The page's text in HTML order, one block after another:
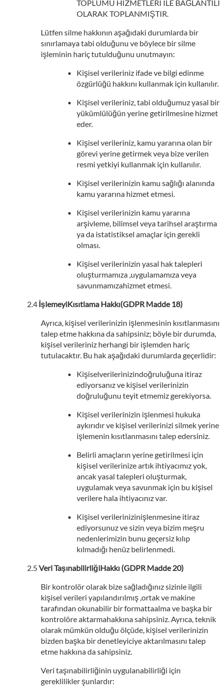
TOPLUMU HIZMETLERI ILE BAĞLANTILI
OLARAK TOPLANMIŞTIR.
Lütfen silme hakkının aşağıdaki durumlarda bir
sınırlamaya tabi olduğunu ve böylece bir silme
işleminin hariç tutulduğunu unutmayın:
Kişisel verileriniz ifade ve bilgi edinme
özgürlüğü hakkını kullanmak için kullanılır.
Kişisel verileriniz, tabi olduğumuz yasal bir
yükümlülüğün yerine getirilmesine hizmet
eder.
Kişisel verileriniz, kamu yararına olan bir
görevi yerine getirmek veya bize verilen
resmi yetkiyi kullanmak için kullanılır.
Kişisel verilerinizin kamu sağlığı alanında
kamu yararına hizmet etmesi.
Kişisel verilerinizin kamu yararına
arşivleme, bilimsel veya tarihsel araştırma
ya da istatistiksel amaçlar için gerekli
olması.
Kişisel verilerinizin yasal hak talepleri
oluşturmamıza ,uygulamamıza veya
savunmamızahizmet etmesi.
İşlemeyiKısıtlama Hakkı(GDPR Madde 18)
Ayrıca, kişisel verilerinizin işlenmesinin kısıtlanmasını
talep etme hakkına da sahipsiniz; böyle bir durumda,
kişisel verileriniz herhangi bir işlemden hariç
tutulacaktır. Bu hak aşağıdaki durumlarda geçerlidir:
Kişiselverilerinizindoğruluğuna itiraz
ediyorsanız ve kişisel verilerinizin
doğruluğunu teyit etmemiz gerekiyorsa.
Kişisel verilerinizin işlenmesi hukuka
aykırıdır ve kişisel verilerinizi silmek yerine
işlemenin kısıtlanmasını talep edersiniz.
Belirli amaçların yerine getirilmesi için
kişisel verilerinize artık ihtiyacımız yok,
ancak yasal talepleri oluşturmak,
uygulamak veya savunmak için bu kişisel
verilere hala ihtiyacınız var.
Kişisel verilerinizinişlenmesine itiraz
ediyorsunuz ve sizin veya bizim meşru
nedenlerimizin bunu geçersiz kılıp
kılmadığı henüz belirlenmedi.
Veri TaşınabilirliğiHakkı (GDPR Madde 20)
Bir kontrolör olarak bize sağladığınız sizinle ilgili
kişisel verileri yapılandırılmış ,ortak ve makine
tarafından okunabilir bir formattaalma ve başka bir
kontrolöre aktarmahakkına sahipsiniz. Ayrıca, teknik
olarak mümkün olduğu ölçüde, kişisel verilerinizin
bizden başka bir denetleyiciye aktarılmasını talep
etme hakkına da sahipsiniz.
Veri taşınabilirliğinin uygulanabilirliği için
gereklilikler şunlardır: